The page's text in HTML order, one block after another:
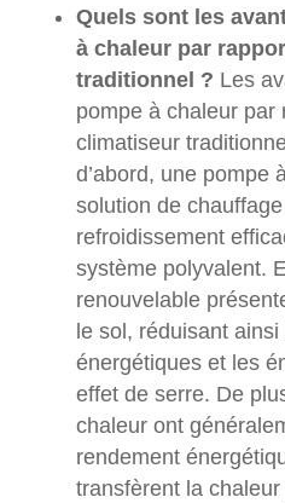
Quels sont les
à chaleur par
traditionnel ? Les
pompe à chaleur par
climatiseur
d’abord, une pompe
solution de
refroidissement
système polyvalent.
renouvelable
le sol, réduisant
énergétiques et les
effet de serre. De
chaleur ont
rendement
transfèrent la